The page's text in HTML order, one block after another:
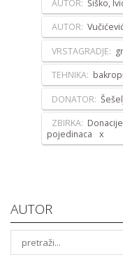
AUTOR: Šiško,
AUTOR:
VRSTAGRADJE:
TEHNIKA:
DONATOR:
ZBIRKA:
pojedinaca
AUTOR